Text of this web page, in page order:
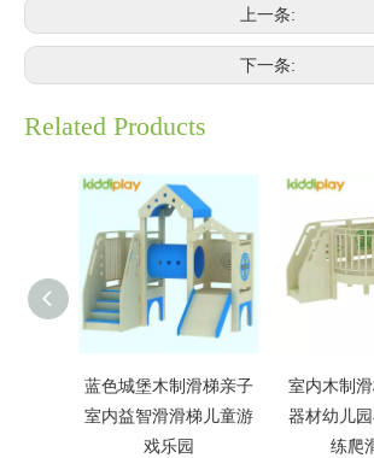
上一条:
下一条:
Related Products
蓝色城堡木制滑梯亲子
室内益智滑滑梯儿童游
戏乐园
室内木制
器材幼儿
练爬